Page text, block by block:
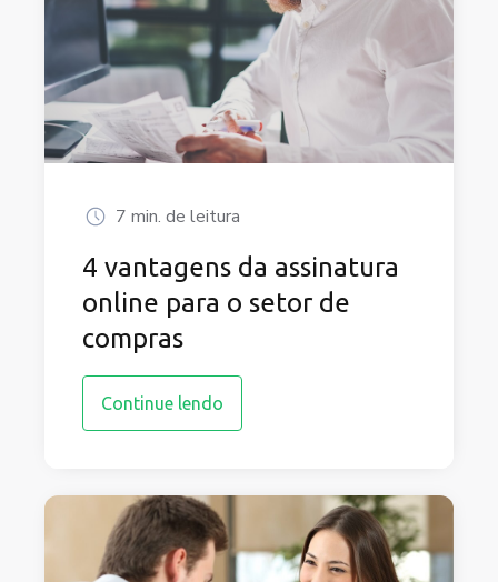
7 min. de leitura
4 vantagens da assinatura
online para o setor de
compras
Continue lendo